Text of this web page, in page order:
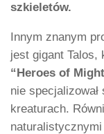
szkieletów.
Innym znanym
jest gigant Talos,
“Heroes of
nie
kreaturach.